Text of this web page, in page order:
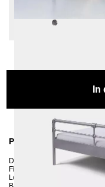
Farben:
Produktinformationen
Das MetallbettNODUS
Fittings verziert und
Look. Es ist ein perfektes